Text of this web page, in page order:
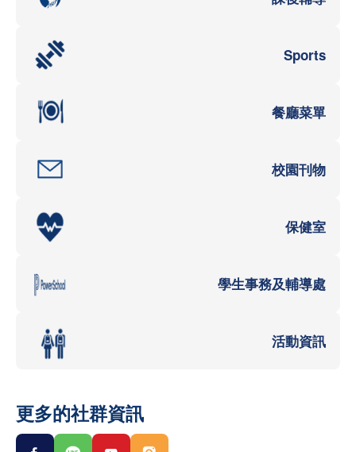
Sports
餐廳菜單
校園刊物
保健室
學生事務及輔導處
活動資訊
更多的社群資訊